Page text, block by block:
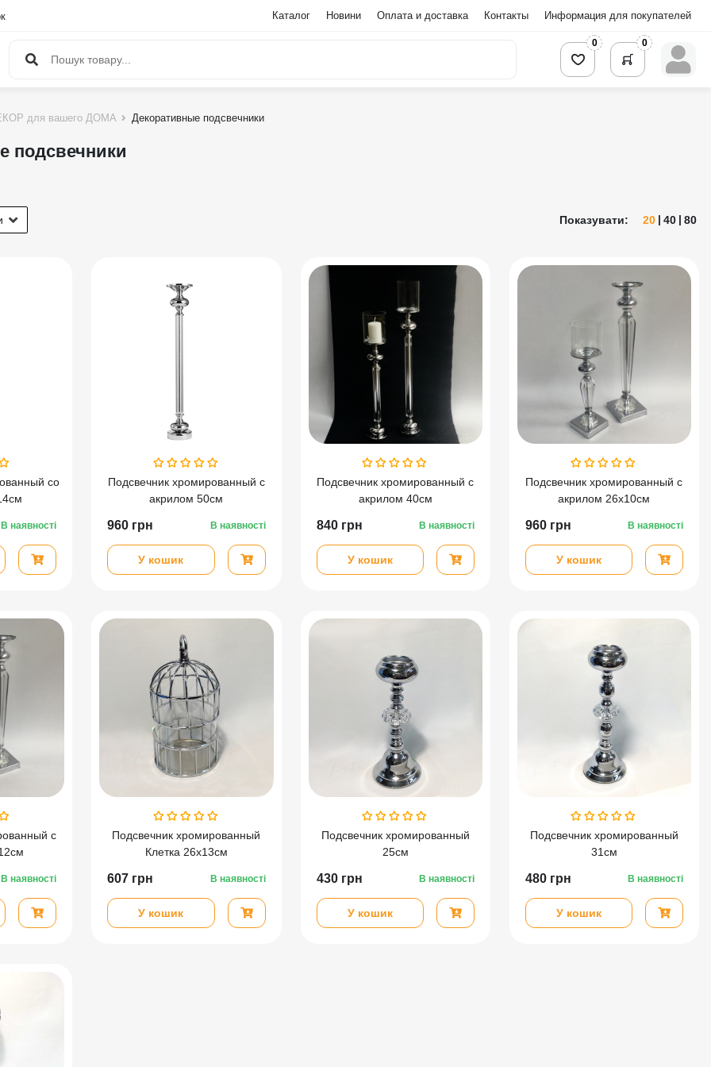
Каталог Новини Оплата и доставка Контакты Информация для покупателей
0 0
для вашего ДОМА Декоративные подсвечники
подсвечники
Показувати: 20 40 80
со
В наявності
Подсвечник хромированный c
акрилом 50см
960 грн В наявності
У кошик
Подсвечник хромированный c
акрилом 40см
840 грн В наявності
У кошик
Подсвечник хромированный c
акрилом 26х10см
960 грн В наявності
У кошик
c
В наявності
Подсвечник хромированный
Клетка 26х13см
607 грн В наявності
У кошик
Подсвечник хромированный
25см
430 грн В наявності
У кошик
Подсвечник хромированный
31см
480 грн В наявності
У кошик